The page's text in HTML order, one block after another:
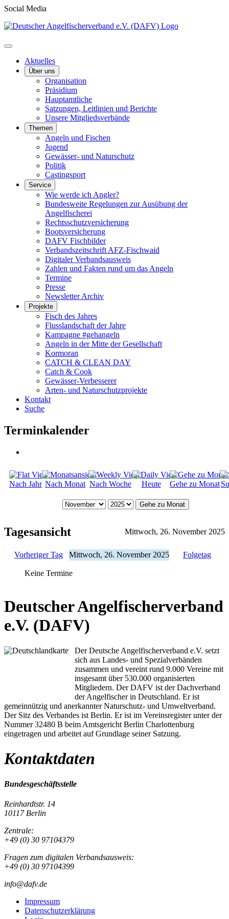
Social Media
Aktuelles
Über uns
Organisation
Präsidium
Hauptamtliche
Satzungen, Leitlinien und Berichte
Unsere Mitgliedsverbände
Themen
Angeln und Fischen
Jugend
Gewässer- und Naturschutz
Politik
Castingsport
Service
Wie werde ich Angler?
Bundesweite Regelungen zur Ausübung der
Angelfischerei
Rechtsschutzversicherung
Bootsversicherung
DAFV Fischbilder
Verbandszeitschrift AFZ-Fischwaid
Digitaler Verbandsausweis
Zahlen und Fakten rund um das Angeln
Termine
Presse
Newsletter Archiv
Projekte
Fisch des Jahres
Flusslandschaft der Jahre
Kampagne #gehangeln
Angeln in der Mitte der Gesellschaft
Kormoran
CATCH & CLEAN DAY
Catch & Cook
Gewässer-Verbesserer
Arten- und Naturschutzprojekte
Kontakt
Suche
Terminkalender
Nach Jahr Nach Monat Nach Woche Heute Gehe zu Monat
Gehe zu Monat
Tagesansicht Mittwoch, 26. November 2025
Vorheriger Tag Mittwoch, 26. November 2025 Folgetag
Keine Termine
Deutscher Angelfischerverband
e.V. (DAFV)
Der Deutsche Angelfischerverband e.V. setzt
sich aus Landes- und Spezialverbänden
zusammen und vereint rund 9.000 Vereine mit
insgesamt über 530.000 organisierten
Mitgliedern. Der DAFV ist der Dachverband
der Angelfischer in Deutschland. Er ist
gemeinnützig und anerkannter Naturschutz- und Umweltverband.
Der Sitz des Verbandes ist Berlin. Er ist im Vereinsregister unter der
Nummer 32480 B beim Amtsgericht Berlin Charlottenburg
eingetragen und arbeitet auf Grundlage seiner Satzung.
Kontaktdaten
Bundesgeschäftsstelle
Reinhardtstr. 14
10117 Berlin
Zentrale:
+49 (0) 30 97104379
Fragen zum digitalen Verbandsausweis:
+49 (0) 30 97104399
info@dafv.de
Impressum
Datenschutzerklärung